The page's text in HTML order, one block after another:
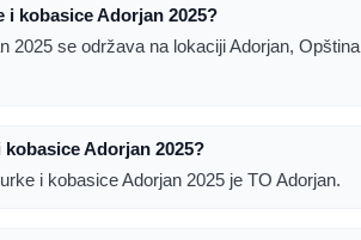
i kobasice Adorjan 2025?
2025 se održava na lokaciji Adorjan, Opština
Adorjan 2025?
i kobasice Adorjan 2025 je TO Adorjan.